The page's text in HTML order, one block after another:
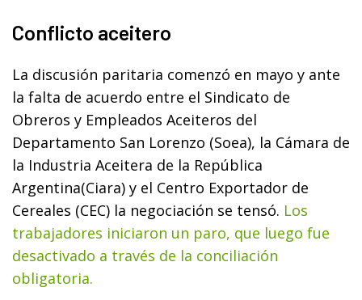
Conflicto aceitero
La discusión paritaria comenzó en mayo y ante
la falta de acuerdo entre el Sindicato de
Obreros y Empleados Aceiteros del
Departamento San Lorenzo (Soea), la Cámara de
la Industria Aceitera de la República
Argentina(Ciara) y el Centro Exportador de
Cereales (CEC) la negociación se tensó. Los
trabajadores iniciaron un paro, que luego fue
desactivado a través de la conciliación
obligatoria.